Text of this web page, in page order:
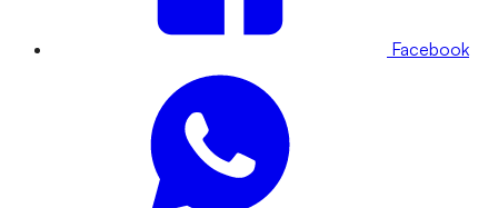
Facebook